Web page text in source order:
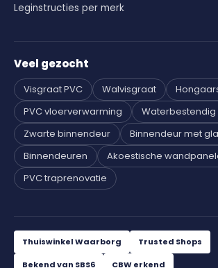
Leginstructies per merk
Veel gezocht
Visgraat PVC Walvisgraat
PVC vloerverwarming
Zwarte binnendeur
Binnendeur met
Binnendeuren
Akoestische
PVC traprenovatie
Thuiswinkel Waarborg Trusted Shops
Bekend van SBS6 CBW erkend